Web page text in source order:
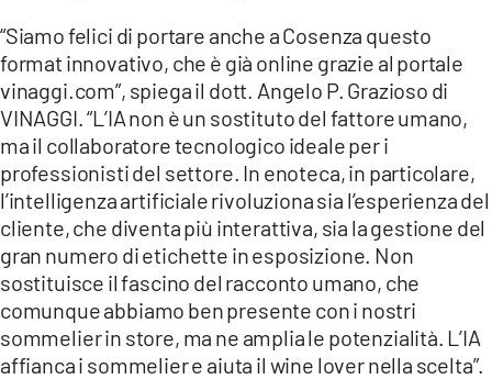
“Siamo felici di portare anche a Cosenza questo
format innovativo, che è già online grazie al portale
vinaggi.com”, spiega il dott. Angelo P. Grazioso di
VINAGGI. “L’IA non è un sostituto del fattore umano,
ma il collaboratore tecnologico ideale per i
professionisti del settore. In enoteca, in particolare,
l’intelligenza artificiale rivoluziona sia l’esperienza del
cliente, che diventa più interattiva, sia la gestione del
gran numero di etichette in esposizione. Non
sostituisce il fascino del racconto umano, che
comunque abbiamo ben presente con i nostri
sommelier in store, ma ne amplia le potenzialità. L’IA
affianca i sommelier e aiuta il wine lover nella scelta”.